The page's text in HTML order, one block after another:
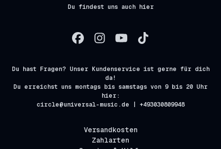
Du findest uns auch hier
Du hast Fragen? Unser Kundenservice ist gerne für dich
da!
Du erreichst uns montags bis samstags von 9 bis 20 Uhr
hier:
circle@universal-music.de | +493030809948
Versandkosten
Zahlarten